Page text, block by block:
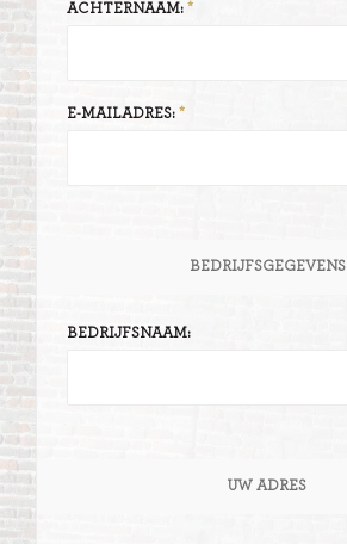
ACHTERNAAM:
E-MAILADRES:
BEDRIJFSGEGEVENS
BEDRIJFSNAAM:
UW ADRES